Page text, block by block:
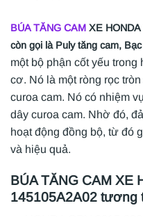
BÚA TĂNG CAM XE
còn gọi là Puly tăng cam,
một bộ phận cốt yếu trong
cơ. Nó là một ròng rọc
curoa cam. Nó có nhiệm
dây curoa cam. Nhờ đó,
hoạt động đồng bộ, từ đó
và hiệu quả.
BÚA TĂNG CAM XE
145105A2A02 tương